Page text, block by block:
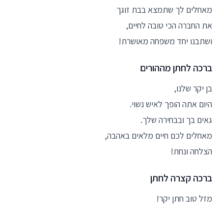
מאחלים לך שתמצא בבת זוגך
את החברה הכי טובה לחיים,
ושתבנו יחד משפחה מאושרת!
ברכה לחתן מההורים
בן יקר שלנו,
היום אתה הופך לאיש נשוי.
גאים בך ובבחירה שלך.
מאחלים לכם חיים מלאים באהבה,
הצלחה ונחת!
ברכה קצרה לחתן
מזל טוב חתן יקר!